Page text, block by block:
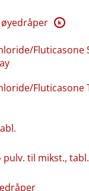
K
​Fluticasone
​Fluticasone
pulv. til mikst., tabl.